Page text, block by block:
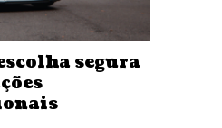
segura